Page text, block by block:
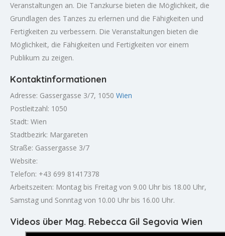
Veranstaltungen an. Die Tanzkurse bieten die Möglichkeit, die
Grundlagen des Tanzes zu erlernen und die Fähigkeiten und
Fertigkeiten zu verbessern. Die Veranstaltungen bieten die
Möglichkeit, die Fähigkeiten und Fertigkeiten vor einem
Publikum zu zeigen.
Kontaktinformationen
Adresse: Gassergasse 3/7, 1050 Wien
Postleitzahl: 1050
Stadt: Wien
Stadtbezirk: Margareten
Straße: Gassergasse 3/7
Website:
Telefon: +43 699 81417378
Arbeitszeiten: Montag bis Freitag von 9.00 Uhr bis 18.00 Uhr,
Samstag und Sonntag von 10.00 Uhr bis 16.00 Uhr.
Videos über Mag. Rebecca Gil Segovia Wien